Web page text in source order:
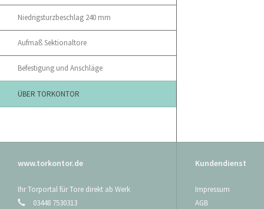
Niedrigsturzbeschlag 240 mm
Aufmaß Sektionaltore
Befestigung und Anschläge
ÜBER TORKONTOR
www.torkontor.de
Ihr Torportal für Tore direkt ab Werk
03448 7530313
Kundendienst
Impressum
AGB